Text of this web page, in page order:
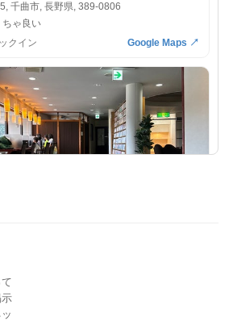
千曲市, 長野県, 389-0806
ちゃ良い
クイン
Google Maps ↗
ブリックスパ 日帰り温泉
単純温泉
妙高市, 新潟県, 949-2112
とあるぞ！水上とだな。